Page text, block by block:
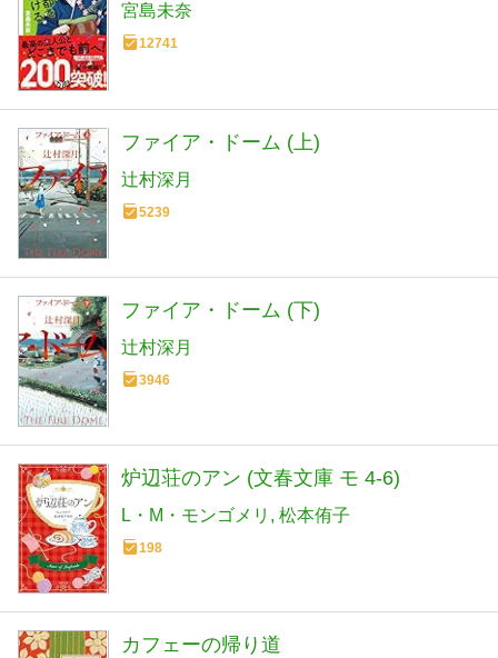
宮島未奈
12741
ファイア・ドーム (上)
辻村深月
5239
ファイア・ドーム (下)
辻村深月
3946
炉辺荘のアン (文春文庫 モ 4-6)
L・M・モンゴメリ 松本侑子
198
カフェーの帰り道